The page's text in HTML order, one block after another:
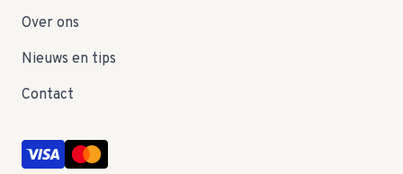
Over ons
Nieuws en tips
Contact